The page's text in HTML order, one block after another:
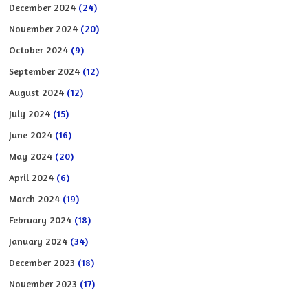
December 2024 (24)
November 2024 (20)
October 2024 (9)
September 2024 (12)
August 2024 (12)
July 2024 (15)
June 2024 (16)
May 2024 (20)
April 2024 (6)
March 2024 (19)
February 2024 (18)
January 2024 (34)
December 2023 (18)
November 2023 (17)